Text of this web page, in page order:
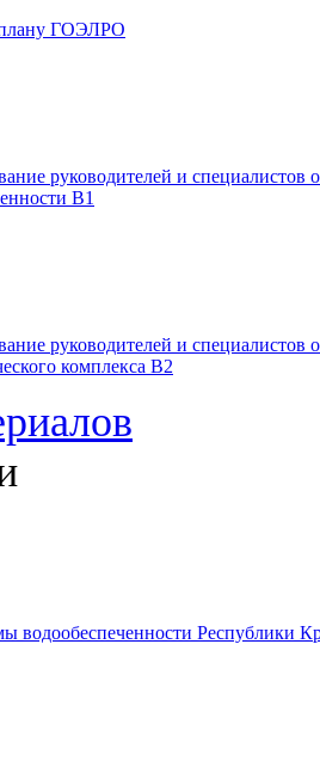
плану ГОЭЛРО
руководителей и специалистов
В1
руководителей и специалистов
комплекса В2
водообеспеченности Республики